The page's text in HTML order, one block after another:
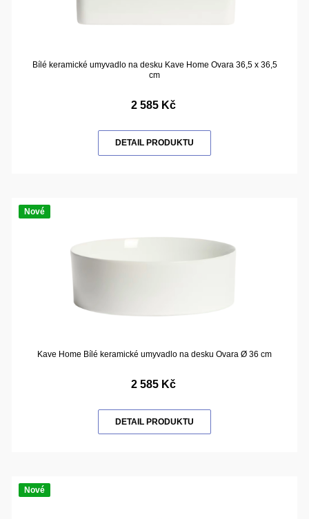
Bílé keramické umyvadlo na desku Kave Home Ovara 36,5 x 36,5
cm
2 585 Kč
DETAIL PRODUKTU
Nové
Kave Home Bílé keramické umyvadlo na desku Ovara Ø 36 cm
2 585 Kč
DETAIL PRODUKTU
Nové